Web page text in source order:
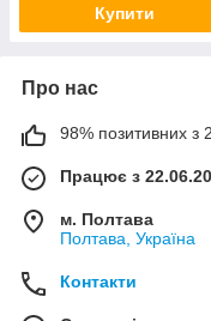
Купити
Про нас
98% позитивних з
Працює з
м. Полтава
Полтава, Україна
Контакти